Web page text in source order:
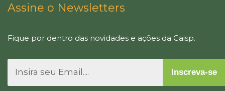
Assine o Newsletters
Fique por dentro das novidades e ações da Caisp.
Inscreva-se